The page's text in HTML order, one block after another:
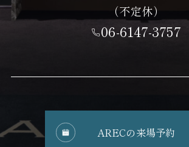
（不定休）
06-6147-3757
ARECの来場予約